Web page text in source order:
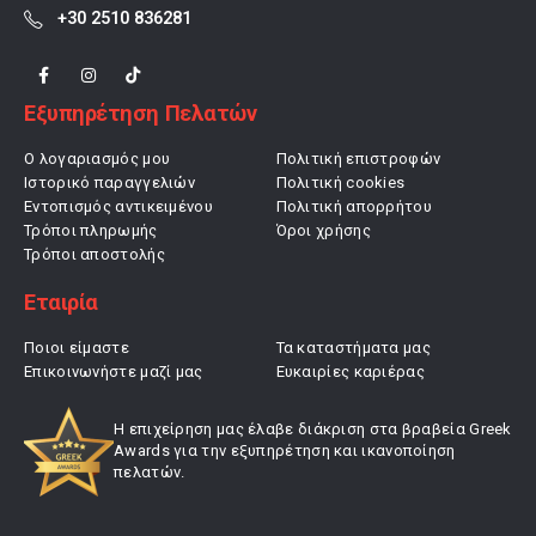
+30 2510 836281
Εξυπηρέτηση Πελατών
Ο λογαριασμός μου
Ιστορικό παραγγελιών
Εντοπισμός αντικειμένου
Τρόποι πληρωμής
Τρόποι αποστολής
Πολιτική επιστροφών
Πολιτική cookies
Πολιτική απορρήτου
Όροι χρήσης
Εταιρία
Ποιοι είμαστε
Επικοινωνήστε μαζί μας
Τα καταστήματα μας
Ευκαιρίες καριέρας
Η επιχείρηση μας έλαβε διάκριση στα βραβεία Greek
Awards για την εξυπηρέτηση και ικανοποίηση
πελατών.